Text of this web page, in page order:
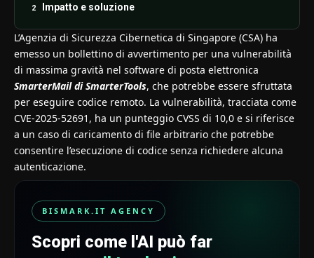
Impatto e soluzione
L’Agenzia di Sicurezza Cibernetica di Singapore (CSA) ha
emesso un bollettino di avvertimento per una vulnerabilità
di massima gravità nel software di posta elettronica
SmarterMail di SmarterTools, che potrebbe essere sfruttata
per eseguire codice remoto. La vulnerabilità, tracciata come
CVE-2025-52691 , ha un punteggio CVSS di 10,0 e si riferisce
a un caso di caricamento di file arbitrario che potrebbe
consentire l’esecuzione di codice senza richiedere alcuna
autenticazione.
BISMARK.IT AGENCY
Scopri come l'AI può far